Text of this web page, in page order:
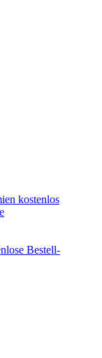
kostenlos
Bestell-